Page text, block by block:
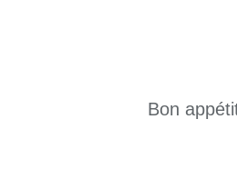
Bon